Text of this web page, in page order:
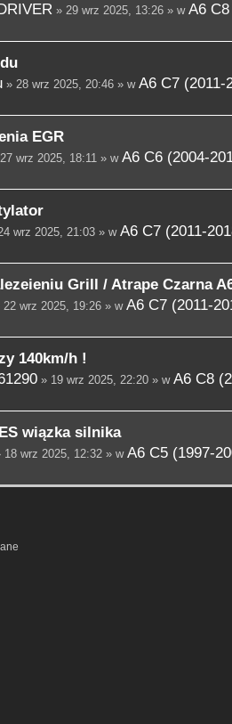
» 29 wrz 2025, 13:26 » w A6
» 28 wrz 2025, 20:46 » w A6 C7 (2011-
EGR
wrz 2025, 18:11 » w A6 C6 (2004-
wrz 2025, 21:03 » w A6 C7 (2011-
Grill / Atrape Czarna
wrz 2025, 19:26 » w A6 C7 (2011-
140km/h !
» 19 wrz 2025, 22:20 » w A6 C8
wiązka silnika
wrz 2025, 12:32 » w A6 C5 (1997-